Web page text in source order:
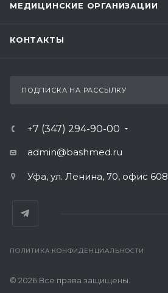
МЕДИЦИНСКИЕ ОРГАНИЗАЦИИ
КОНТАКТЫ
ПОДПИСКА НА РАССЫЛКУ
+7 (347) 294-90-00
admin@bashmed.ru
Уфа, ул. Ленина, 70, офис 608
ПОЛИТИКА КОНФИДЕНЦИАЛЬНОСТИ
© 2026 Все права защищены.